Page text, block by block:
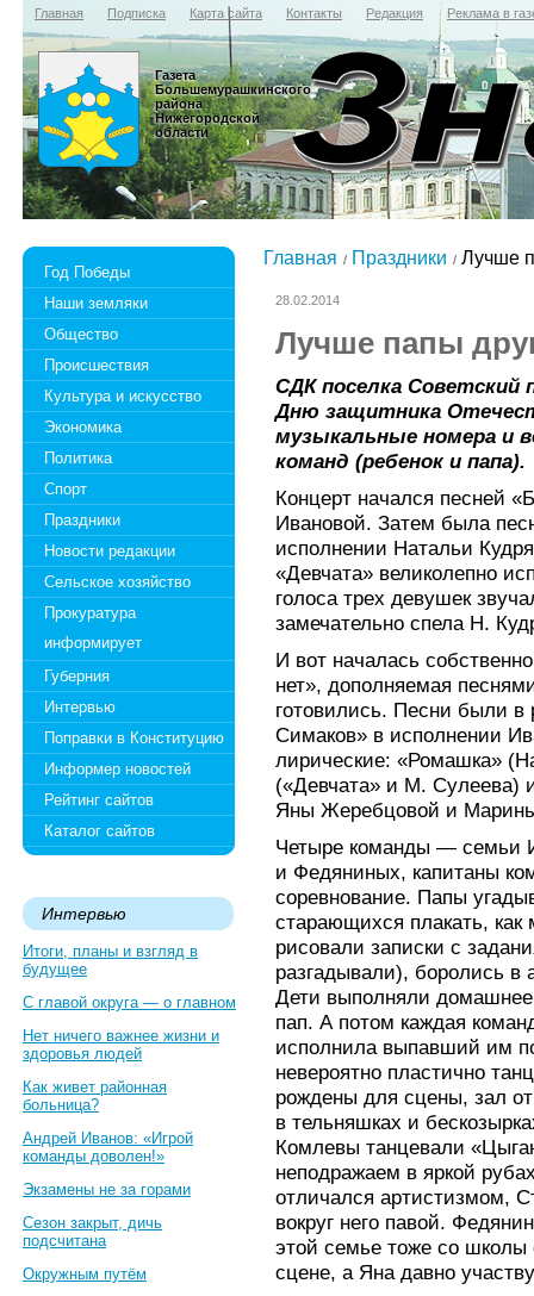
Главная Подписка Карта сайта Контакты Редакция Реклама в
Газета
Большемурашкинского
района
Нижегородской
области
Год Победы
Наши земляки
Общество
Происшествия
Культура и искусство
Экономика
Политика
Спорт
Праздники
Новости редакции
Сельское хозяйство
Прокуратура
информирует
Губерния
Интервью
Поправки в Конституцию
Информер новостей
Рейтинг сайтов
Каталог сайтов
Интервью
Итоги, планы и взгляд в
будущее
С главой округа — о главном
Нет ничего важнее жизни и
здоровья людей
Как живет районная
больница?
Андрей Иванов: «Игрой
команды доволен!»
Экзамены не за горами
Сезон закрыт, дичь
подсчитана
Окружным путём
Главная Праздники Лучше
28.02.2014
Лучше папы
СДК поселка Советский
Дню защитника
музыкальные номера и
команд (ребенок и папа).
Концерт начался песней
Ивановой. Затем была
исполнении Натальи
«Девчата» великолепно
голоса трех девушек
замечательно спела Н.
И вот началась
нет», дополняемая
готовились. Песни были в
Симаков» в исполнении
лирические: «Ромашка»
(«Девчата» и М. Сулеева)
Яны Жеребцовой и
Четыре команды — семьи
и Федяниных, капитаны
соревнование. Папы
старающихся плакать,
рисовали записки с
разгадывали), боролись в
Дети выполняли
пап. А потом каждая
исполнила выпавший им
невероятно пластично
рождены для сцены, зал
в тельняшках и
Комлевы танцевали
неподражаем в яркой
отличался артистизмом,
вокруг него павой.
этой семье тоже со школы
сцене, а Яна давно